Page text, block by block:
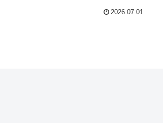
2026.07.01